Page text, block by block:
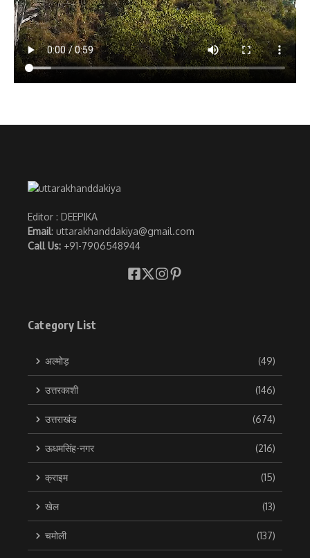
Editor : DEEPIKA
Email: uttarakhanddakiya@gmail.com
Call Us: +91-7906548944
Category List
अल्मोड़ (49)
उत्तरकाशी (146)
उत्तराखंड (674)
ऊधमसिंह-नगर (216)
क्राइम (15)
खेल (13)
चमोली (137)